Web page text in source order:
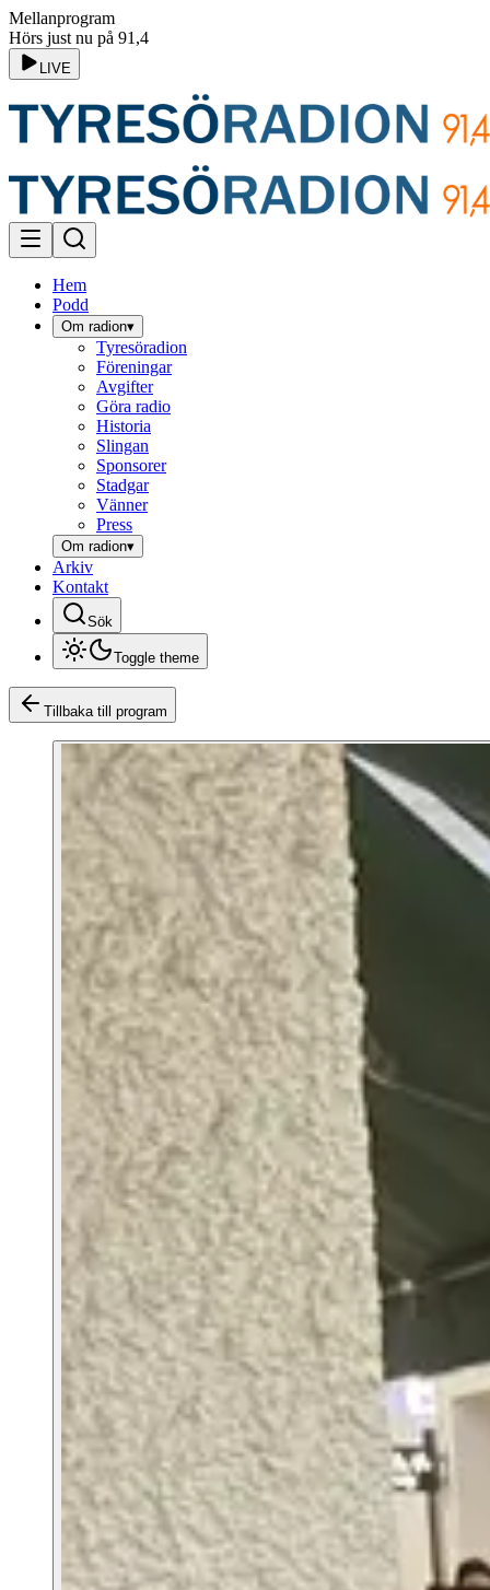
Mellanprogram
Hörs just nu på 91,4
LIVE
Hem
Podd
Om radion▾
Tyresöradion
Föreningar
Avgifter
Göra radio
Historia
Slingan
Sponsorer
Stadgar
Vänner
Press
Om radion▾
Arkiv
Kontakt
Sök
Toggle theme
Tillbaka till program